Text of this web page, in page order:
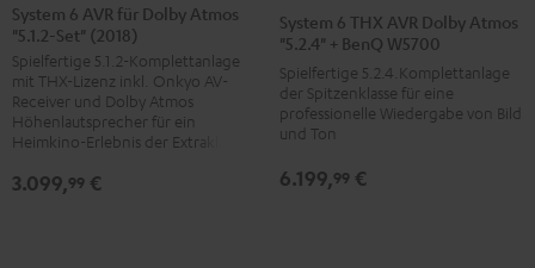
6
AVR
für
Dolby
Atmos
"5.1.2-
Set"
AVR
für
Dolby
Atmos
"5.1.2-
Set"
6
AVR
für
Dolby
Atmos
"5.1.2-
Set"
6
AVR
für
Dolby
Atmos
"5.1.2-
System 6 AVR für Dolby Atmos
"5.1.2-Set" (2018)
Spielfertige 5.1.2-Komplettanlage
mit THX-Lizenz inkl. Onkyo AV-
Receiver und Dolby Atmos
Höhenlautsprecher für ein
Heimkino-Erlebnis der Extraklasse
3.099,99 €
THX
AVR
Dolby
Atmos
+
System 6 THX AVR Dolby Atmos
"5.2.4" + BenQ W5700
Spielfertige 5.2.4.Komplettanlage
der Spitzenklasse für eine
professionelle Wiedergabe von Bild
und Ton
6.199,99 €